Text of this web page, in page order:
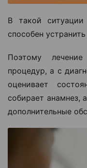
В такой
способен
Поэтому
процедур, а с
оценивает
собирает анамнез,
дополнительные